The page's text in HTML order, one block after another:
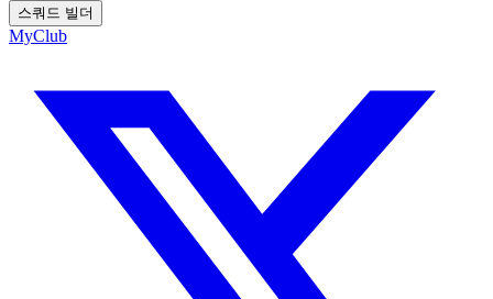
스쿼드 빌더
MyClub